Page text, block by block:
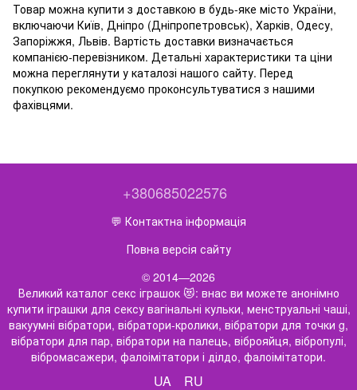
Товар можна купити з доставкою в будь-яке місто України,
включаючи Київ, Дніпро (Дніпропетровськ), Харків, Одесу,
Запоріжжя, Львів. Вартість доставки визначається
компанією-перевізником. Детальні характеристики та ціни
можна переглянути у каталозі нашого сайту. Перед
покупкою рекомендуємо проконсультуватися з нашими
фахівцями.
+380685022576
💬 Контактна інформація
Повна версія сайту
© 2014—2026
Великий каталог секс іграшок 😻: внас ви можете анонімно
купити іграшки для сексу вагінальні кульки, менструальні чаші,
вакуумні вібратори, вібратори-кролики, вібратори для точки g,
вібратори для пар, вібратори на палець, віброяйця, вібропулі,
вібромасажери, фалоімітатори і ділдо, фалоімітатори.
UA RU